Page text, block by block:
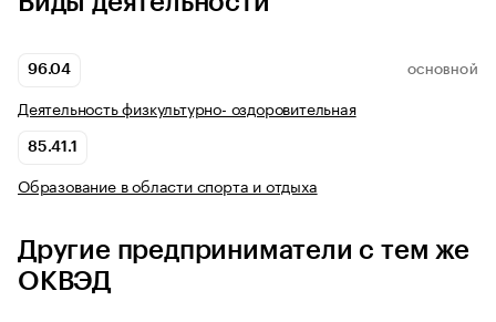
96.04 ОСНОВНОЙ
Деятельность физкультурно- оздоровительная
85.41.1
Образование в области спорта и отдыха
Другие предприниматели с тем же
ОКВЭД